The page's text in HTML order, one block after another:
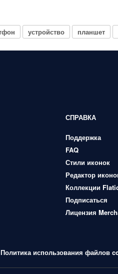
устройство планшет
СПРАВКА
Поддержка
FAQ
Стили иконок
Редактор
Коллекции
Подписаться
Лицензия
Политика использования файлов